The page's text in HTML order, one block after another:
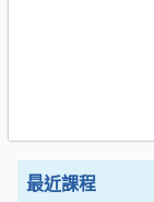
最近課程